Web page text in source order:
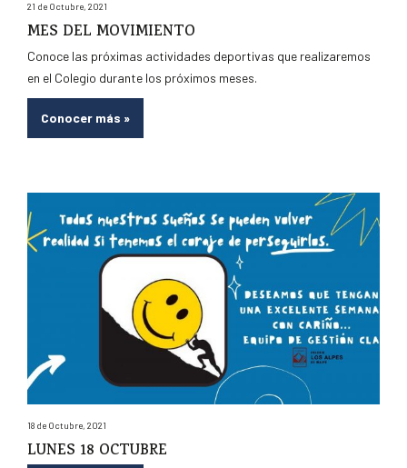
21 de Octubre, 2021
MES DEL MOVIMIENTO
Conoce las próximas actividades deportivas que realizaremos
en el Colegio durante los próximos meses.
Conocer más »
18 de Octubre, 2021
LUNES 18 OCTUBRE